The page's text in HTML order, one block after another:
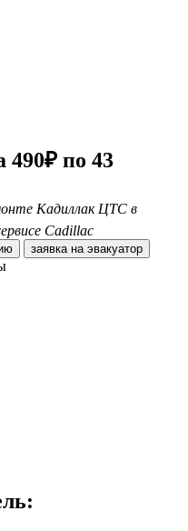
по 43
Кадиллак ЦТС в
Cadillac
заявка на эвакуатор